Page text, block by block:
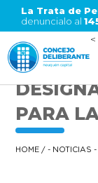
La Trata de
denuncialo al
<
PARA
HOME /- NOTICIAS -